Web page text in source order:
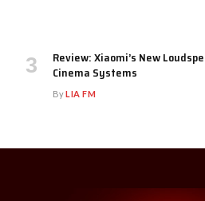
Review: Xiaomi’s New
Cinema Systems
ByLIA FM